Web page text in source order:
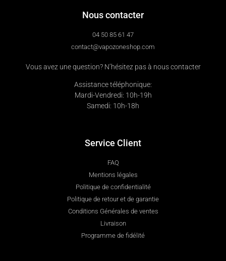
Nous contacter
04 50 85 61 47
contact@vapozoneshop.com
Vous avez une question? N’hésitez pas à nous contacter
Assistance téléphonique:
Mardi-Vendredi: 10h-19h
Samedi: 10h-18h
Service Client
FAQ
Mentions légales
Politique de confidentialité
Politique de retour et de garantie
Conditions Générales de ventes
Livraison
Programme de fidélité